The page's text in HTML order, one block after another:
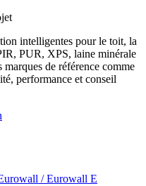
intelligentes pour le toit, la
PUR, XPS, laine minérale
de référence comme
performance et conseil
/ Eurowall E